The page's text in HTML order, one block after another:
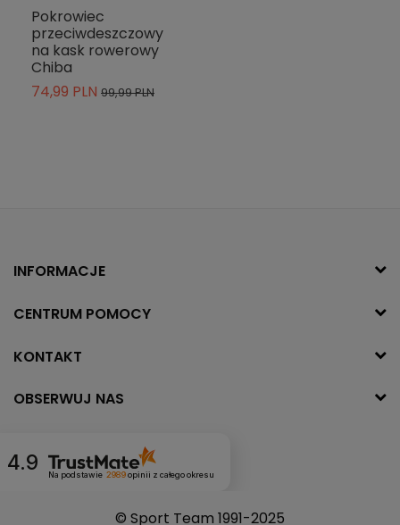
Pokrowiec
przeciwdeszczowy
na kask rowerowy
Chiba
74,99 PLN 99,99 PLN
INFORMACJE
CENTRUM POMOCY
KONTAKT
OBSERWUJ NAS
4.9 Na podstawie 2989opinii z całego okresu
© Sport Team 1991-2025